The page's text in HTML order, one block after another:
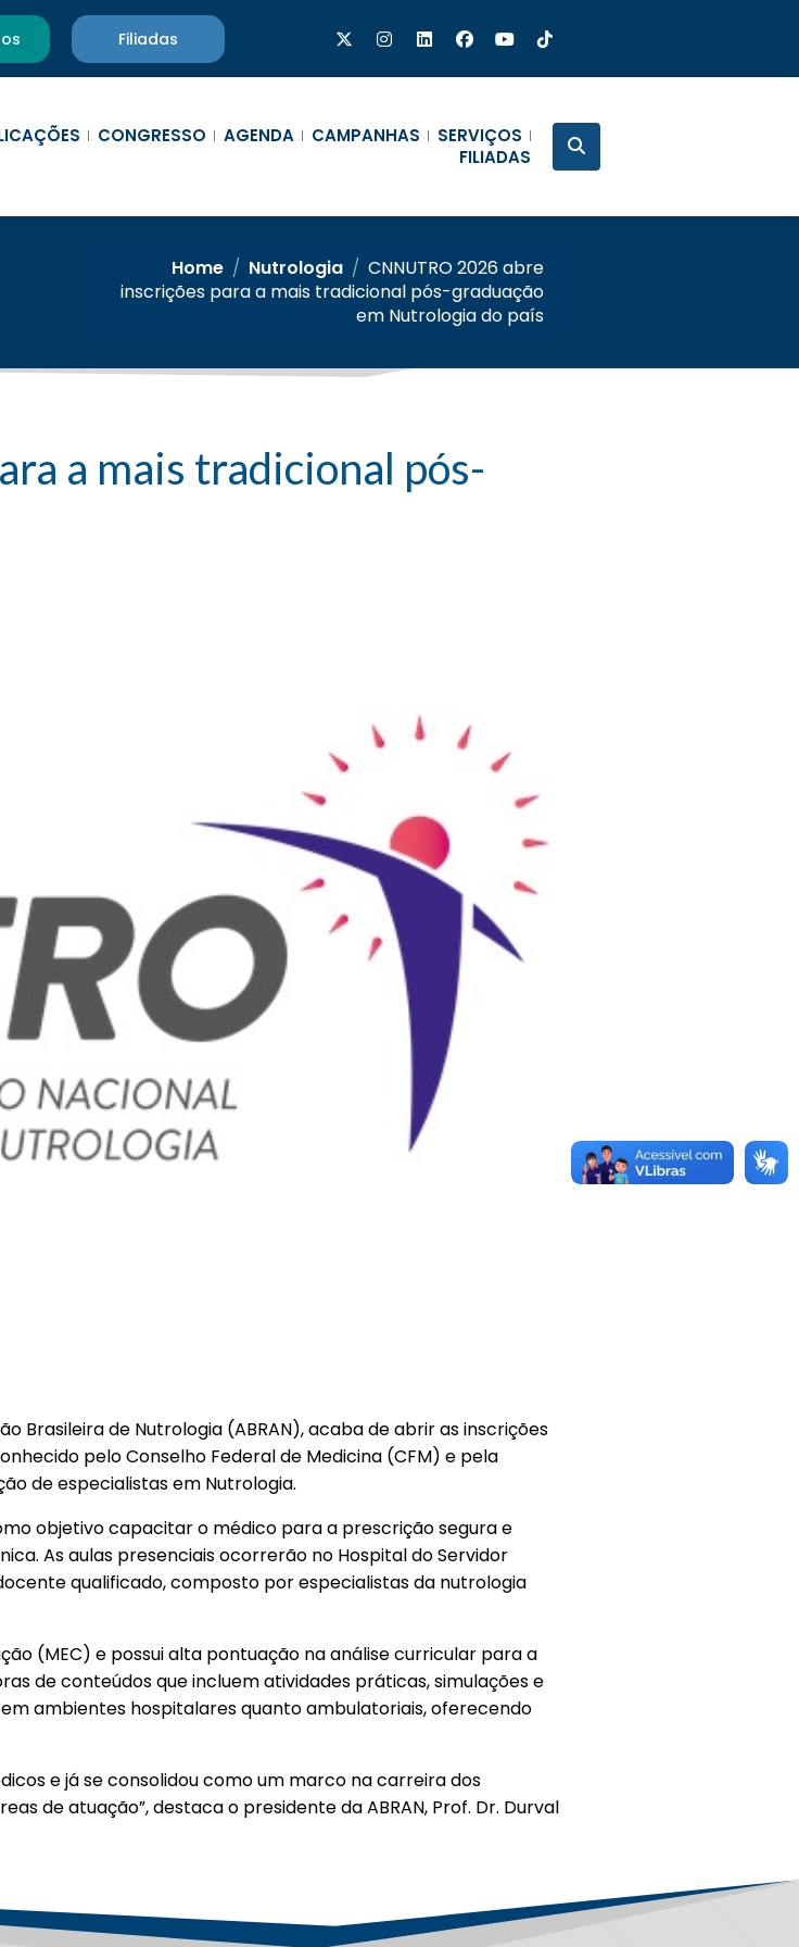
Filiadas
CONGRESSO AGENDA CAMPANHAS
SERVIÇOS
FILIADAS
Home / Nutrologia / CNNUTRO 2026 abre
inscrições para a mais tradicional pós-graduação
em Nutrologia do país
a mais tradicional pós-
Brasileira de Nutrologia (ABRAN), acaba de abrir as inscrições
pelo Conselho Federal de Medicina (CFM) e pela
de especialistas em Nutrologia.
objetivo capacitar o médico para a prescrição segura e
As aulas presenciais ocorrerão no Hospital do Servidor
qualificado, composto por especialistas da nutrologia
(MEC) e possui alta pontuação na análise curricular para a
de conteúdos que incluem atividades práticas, simulações e
ambientes hospitalares quanto ambulatoriais, oferecendo
e já se consolidou como um marco na carreira dos
de atuação”, destaca o presidente da ABRAN, Prof. Dr. Durval